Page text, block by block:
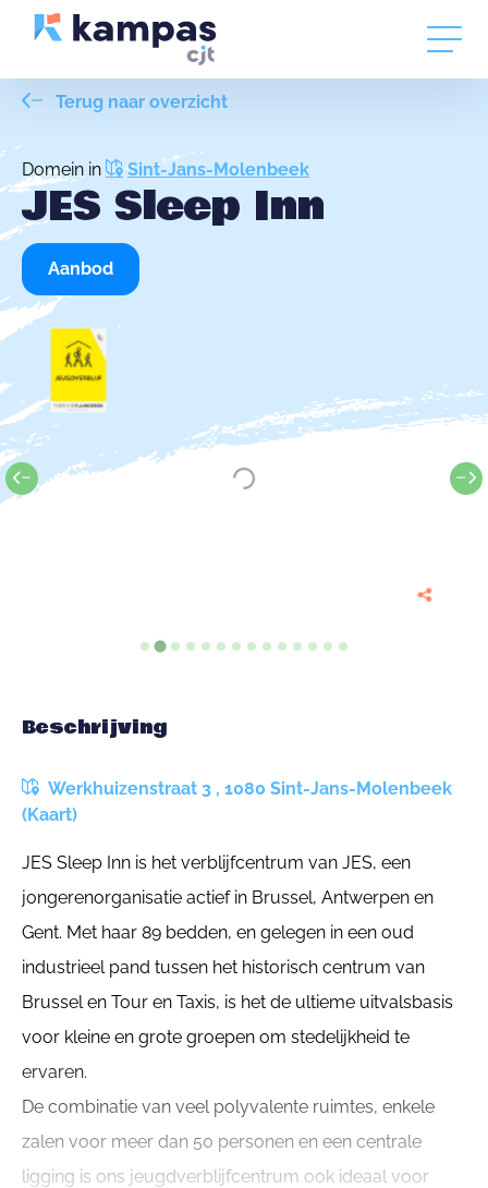
Terug naar overzicht
Domein in Sint-Jans-Molenbeek
JES Sleep Inn
Aanbod
Beschrijving
Werkhuizenstraat 3 , 1080 Sint-Jans-Molenbeek
(Kaart)
JES Sleep Inn is het verblijfcentrum van JES, een
jongerenorganisatie actief in Brussel, Antwerpen en
Gent. Met haar 89 bedden, en gelegen in een oud
industrieel pand tussen het historisch centrum van
Brussel en Tour en Taxis, is het de ultieme uitvalsbasis
voor kleine en grote groepen om stedelijkheid te
ervaren.
De combinatie van veel polyvalente ruimtes, enkele
zalen voor meer dan 50 personen en een centrale
ligging is ons jeugdverblijfcentrum ook ideaal voor